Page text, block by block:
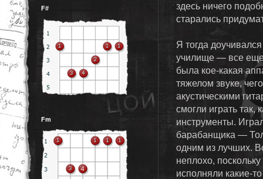
здесь ничего
старались
Я тогда
училище — все еще
была кое-какая
тяжелом звуке,
акустическими
смогли играть так,
инструменты.
барабанщика —
одним из лучших.
неплохо,
исполняли какие-
F#
Fm